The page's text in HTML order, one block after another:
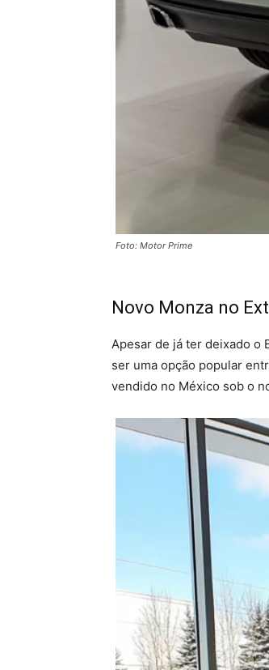
Foto: Motor Prime
Novo Monza no
Apesar de já ter deixado o
ser uma opção popular
vendido no México sob o